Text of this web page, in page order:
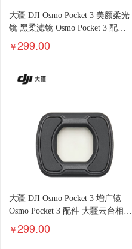
大疆 DJI Osmo Pocket 3 美颜柔光
镜 黑柔滤镜 Osmo Pocket 3 配件
大疆云台相机配件
￥299.00
大疆 DJI Osmo Pocket 3 增广镜
Osmo Pocket 3 配件 大疆云台相机
配件
￥299.00